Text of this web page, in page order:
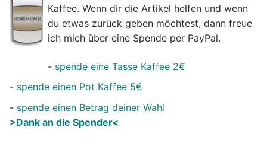
Kaffee. Wenn dir die Artikel helfen und wenn
du etwas zurück geben möchtest, dann freue
ich mich über eine Spende per PayPal.
- spende eine Tasse Kaffee 2€
- spende einen Pot Kaffee 5€
- spende einen Betrag deiner Wahl
>Dank an die Spender<